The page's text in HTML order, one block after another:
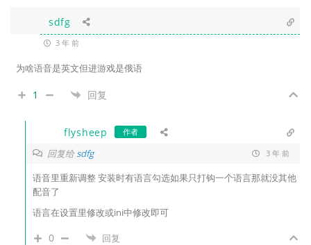
sdfg
3 年 前
为啥语音是英文但进游戏是俄语
1 回复
flysheep 作者
回复给sdfg 3 年 前
语音里重新调整 安装时有语言勾选如果只打钩一个语言那就没其他
配音了
语言在设置里修改或ini中修改即可
0 回复